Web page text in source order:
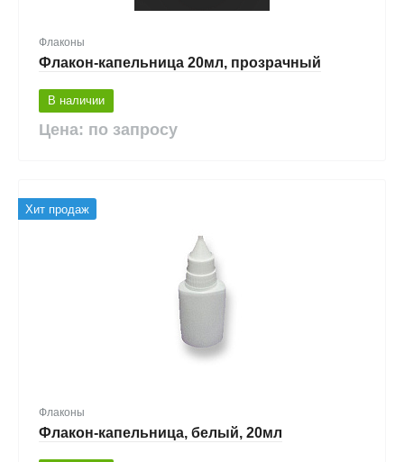
Флаконы
Флакон-капельница 20мл, прозрачный
В наличии
Цена: по запросу
Хит продаж
Флаконы
Флакон-капельница, белый, 20мл